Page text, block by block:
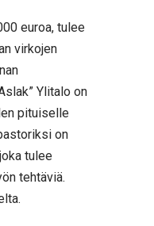
euroa, tulee
virkojen
Ylitalo on
pituiselle
on
tulee
tehtäviä.